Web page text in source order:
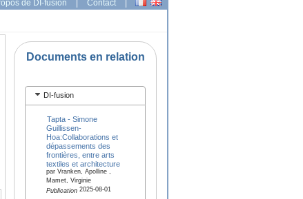
de DI-fusion | Contact |
Documents en relation
DI-fusion
Tapta - Simone
Guillissen-
Hoa:Collaborations et
dépassements des
frontières, entre arts
textiles et architecture
par Vranken, Apolline ,
Mamet, Virginie
Publication2025-08-01